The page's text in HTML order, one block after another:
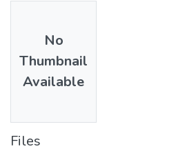
No
Thumbnail
Available
Files